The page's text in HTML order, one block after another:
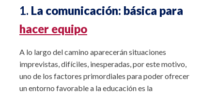
1. La comunicación: básica para
hacer equipo
A lo largo del camino aparecerán situaciones
imprevistas, difíciles, inesperadas, por este motivo,
uno de los factores primordiales para poder ofrecer
un entorno favorable a la educación es la